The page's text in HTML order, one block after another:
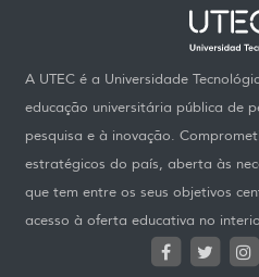
A UTEC é a Universidade
educação universitária pública de
pesquisa e à inovação.
estratégicos do país, aberta às
que tem entre os seus objetivos
acesso à oferta educativa no